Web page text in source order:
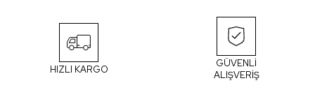
HIZLI KARGO
GÜVENLİ
ALIŞVERİŞ